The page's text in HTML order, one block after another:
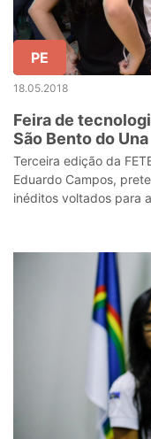
PE
18.05.2018
Feira de
São Bento do Una
Terceira edição da
Eduardo Campos,
inéditos voltados para